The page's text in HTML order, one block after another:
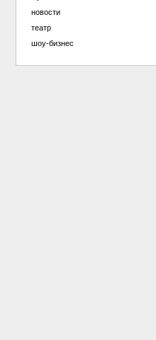
новости
театр
шоу-бизнес